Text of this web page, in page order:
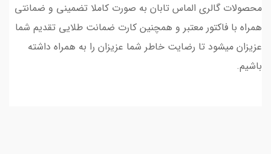
محصولات گالری الماس تابان به صورت کاملا تضمینی و ضمانتی
همراه با فاکتور معتبر و همچنین کارت ضمانت طلایی تقدیم شما
عزیزان میشود تا رضایت خاطر شما عزیزان را به همراه داشته
باشیم.